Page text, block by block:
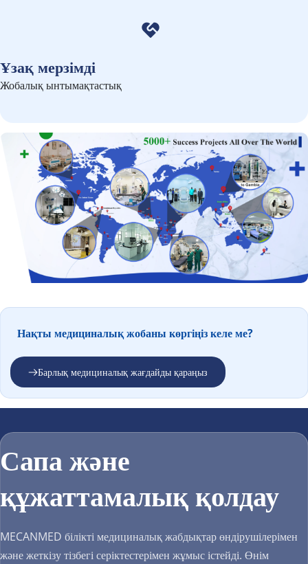
Ұзақ мерзімді
Жобалық ынтымақтастық
Нақты медициналық жобаны көргіңіз келе ме?
Барлық медициналық жағдайды қараңыз
Сапа және
құжаттамалық қолдау
MECANMED білікті медициналық жабдықтар өндірушілерімен
және жеткізу тізбегі серіктестерімен жұмыс істейді. Өнім